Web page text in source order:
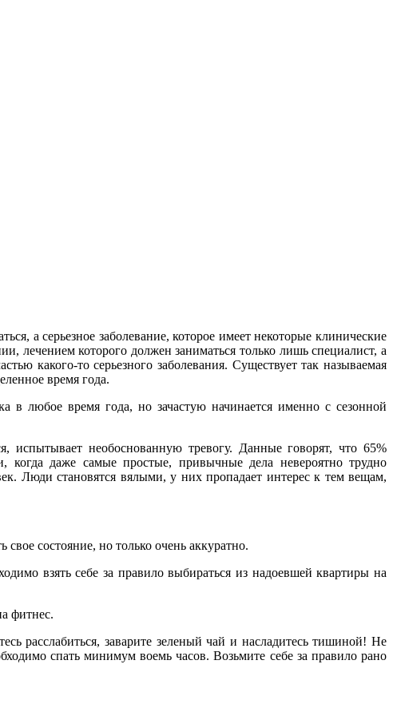
а серьезное заболевание, которое имеет некоторые клинические
лечением которого должен заниматься только лишь специалист, а
какого-то серьезного заболевания. Существует так называемая
время года.
в любое время года, но зачастую начинается именно с сезонной
испытывает необоснованную тревогу. Данные говорят, что 65%
даже самые простые, привычные дела невероятно трудно
Люди становятся вялыми, у них пропадает интерес к тем вещам,
состояние, но только очень аккуратно.
взять себе за правило выбираться из надоевшей квартиры на
фитнес.
расслабиться, заварите зеленый чай и насладитесь тишиной! Не
спать минимум воемь часов. Возьмите себе за правило рано